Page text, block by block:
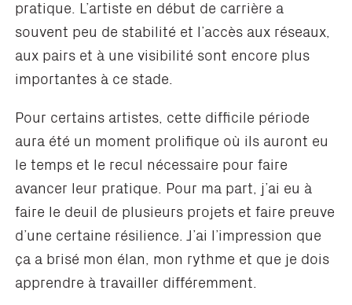
pratique. L’artiste en début de carrière a
souvent peu de stabilité et l’accès aux réseaux,
aux pairs et à une visibilité sont encore plus
importantes à ce stade.
Pour certains artistes, cette difficile période
aura été un moment prolifique où ils auront eu
le temps et le recul nécessaire pour faire
avancer leur pratique. Pour ma part, j’ai eu à
faire le deuil de plusieurs projets et faire preuve
d’une certaine résilience. J’ai l’impression que
ça a brisé mon élan, mon rythme et que je dois
apprendre à travailler différemment.